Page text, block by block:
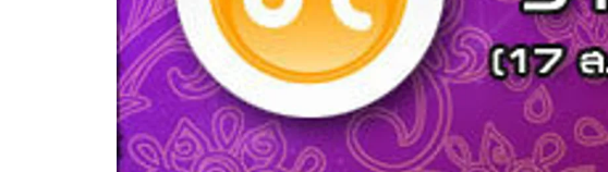
สงวนลิขสิทธิ์ ©2569 บริษัท อิมเมจ ฟิวเจอร์ (ประเทศไทย) จำกัด